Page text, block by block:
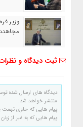
وزیر
ثبت دیدگاه و
دیدگاه های ارسال شده
منتشر خواهد شد.
پیام هایی که حاوی تهمت
پیام هایی که به غیر از